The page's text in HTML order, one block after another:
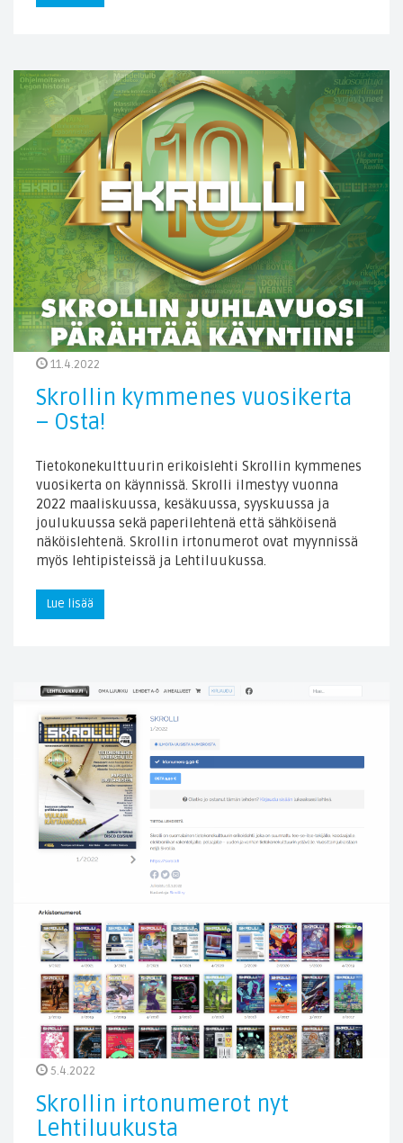
11.4.2022
Skrollin kymmenes vuosikerta
– Osta!
Tietokonekulttuurin erikoislehti Skrollin kymmenes
vuosikerta on käynnissä. Skrolli ilmestyy vuonna
2022 maaliskuussa, kesäkuussa, syyskuussa ja
joulukuussa sekä paperilehtenä että sähköisenä
näköislehtenä. Skrollin irtonumerot ovat myynnissä
myös lehtipisteissä ja Lehtiluukussa.
Lue lisää
5.4.2022
Skrollin irtonumerot nyt
Lehtiluukusta